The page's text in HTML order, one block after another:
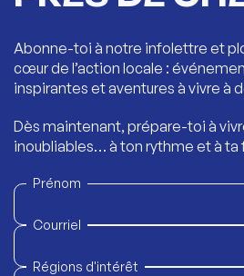
Abonne-toi à notre infolettre et
cœur de l’action locale :
inspirantes et aventures à vivre à
Dès maintenant, prépare-toi à
inoubliables… à ton rythme et à ta
Prénom
Courriel
Régions d'intérêt